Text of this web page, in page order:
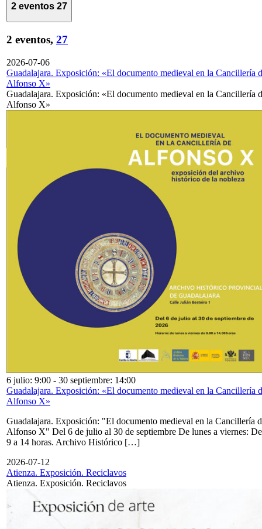
2 eventos 27
2 eventos, 27
2026-07-06
Guadalajara. Exposición: «El documento medieval en la Cancillería
Alfonso X»
Guadalajara. Exposición: «El documento medieval en la Cancillería
Alfonso X»
6 julio: 9:00 - 30 septiembre: 14:00
Guadalajara. Exposición: «El documento medieval en la Cancillería
Alfonso X»
Guadalajara. Exposición: "El documento medieval en la Cancillería
Alfonso X" Del 6 de julio al 30 de septiembre De lunes a viernes: De
9 a 14 horas. Archivo Histórico […]
2026-07-12
Atienza. Exposición. Reciclavos
Atienza. Exposición. Reciclavos